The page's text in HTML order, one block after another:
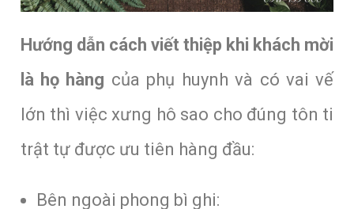
Hướng dẫn cách viết thiệp khi khách mời
là họ hàng của phụ huynh và có vai vế
lớn thì việc xưng hô sao cho đúng tôn ti
trật tự được ưu tiên hàng đầu:
Bên ngoài phong bì ghi: